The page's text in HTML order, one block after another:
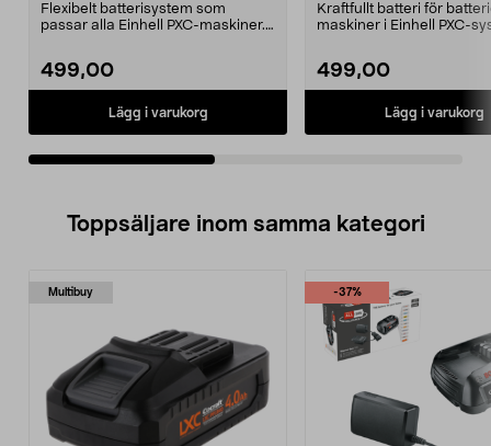
Flexibelt batterisystem som
passar alla Einhell PXC-maskiner.
499,00
Lägg i varukorg
Kraftfullt batteri för
maskiner i Einhell PXC-
499,00
Lägg i varukorg
Toppsäljare inom samma kategori
Multibuy -37%